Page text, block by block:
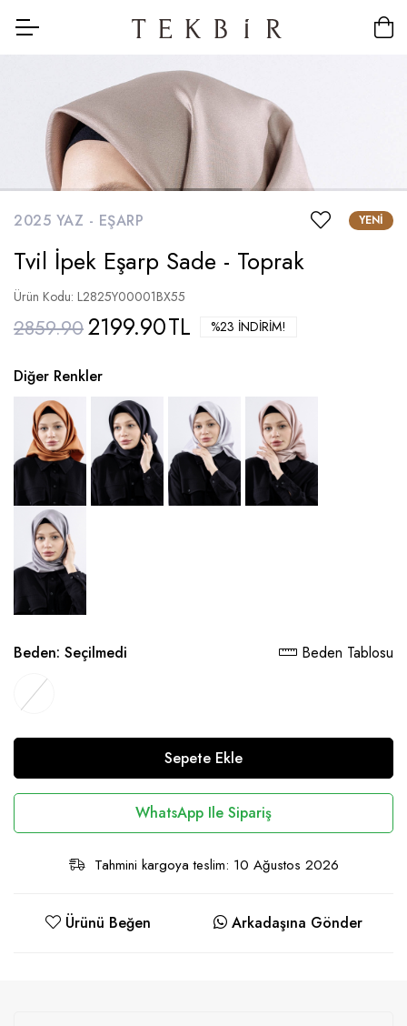
2025 YAZ - EŞARP YENI
Tvil İpek Eşarp Sade - Toprak
Ürün Kodu: L2825Y00001BX55
2859.902199.90TL %23 İNDIRIM!
Diğer Renkler
Beden: Seçilmedi Beden Tablosu
Sepete Ekle
WhatsApp Ile Sipariş
Tahmini kargoya teslim: 10 Ağustos 2026
Ürünü Beğen Arkadaşına Gönder